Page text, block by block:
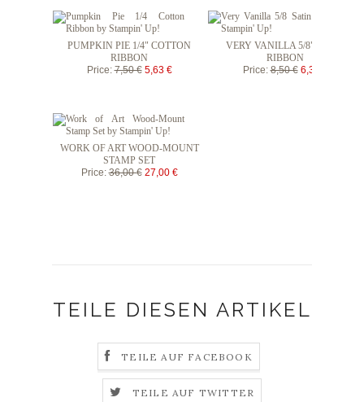
PUMPKIN PIE 1/4" COTTON
RIBBON
Price:7,50 € 5,63 €
VERY VANILLA 5/8" SATIN
RIBBON
Price:8,50 € 6,38 €
WORK OF ART WOOD-MOUNT
STAMP SET
Price:36,00 € 27,00 €
TEILE DIESEN ARTIKEL
TEILE AUF FACEBOOK
TEILE AUF TWITTER